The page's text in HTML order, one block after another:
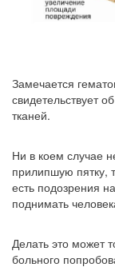
Замечается
свидетельствует
тканей.
Ни в коем случае
прилипшую пятку,
есть подозрения
поднимать
Делать это может
больного